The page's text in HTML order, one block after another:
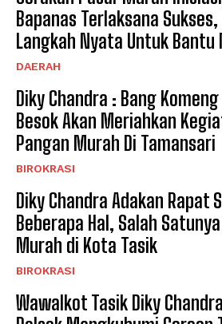
Bapanas Terlaksana
Langkah Nyata Untuk
DAERAH
Diky Chandra : Bang
Besok Akan Meriahkan
Pangan Murah Di Tamansari
BIROKRASI
Diky Chandra Adakan Rapat
Beberapa Hal, Salah
Murah di Kota Tasik
BIROKRASI
Wawalkot Tasik Diky